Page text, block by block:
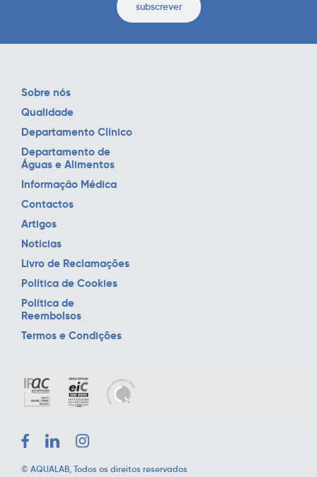
subscrever
Sobre nós
Qualidade
Departamento Clínico
Departamento de
Águas e Alimentos
Informação Médica
Contactos
Artigos
Notícias
Livro de Reclamações
Política de Cookies
Política de
Reembolsos
Termos e Condições
© AQUALAB, Todos os direitos reservados